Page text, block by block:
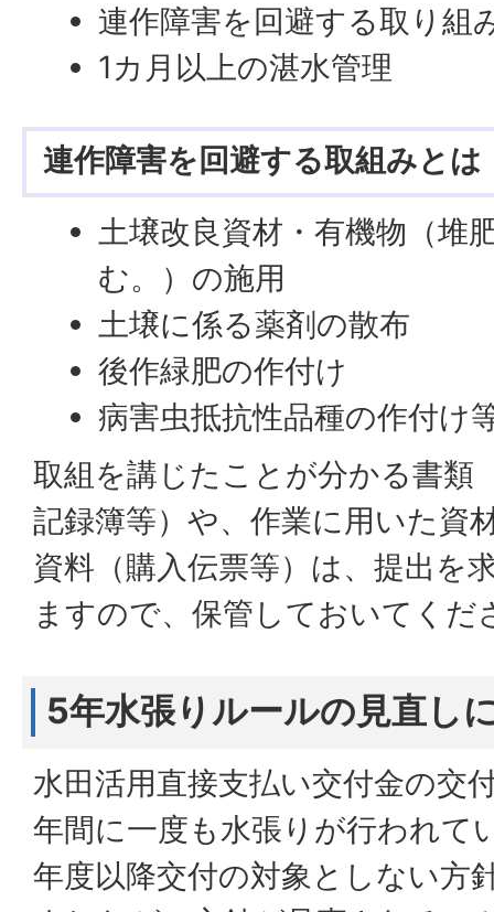
連作障害を回避する取り組​
1カ月以上の湛水管理
連作障害を回避する取組みとは
土壌改良資材・有機物（堆
む。）の施用
土壌に係る薬剤の散布
後作緑肥の作付け
病害虫抵抗性品種の作付け
取組を講じたことが分かる書類
記録簿等）や、作業に用いた資
資料（購入伝票等）は、提出を
ますので、保管しておいてくだ
5年水張りルールの見直し
水田活用直接支払い交付金の交
年間に一度も水張りが行われて
年度以降交付の対象としない方